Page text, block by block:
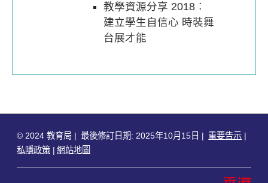
教學資源分享 2018︰
建立學生自信心 時裝舞
台展才能
© 2024 教育局 最後修訂日期: 2025年10月15日
重要告示
私隱政策
網站地圖